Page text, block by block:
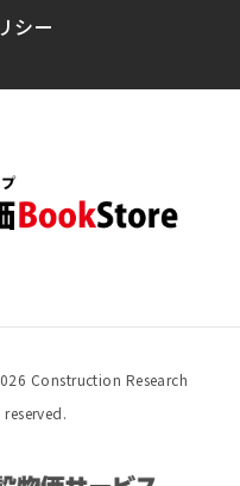
シー
Construction Research